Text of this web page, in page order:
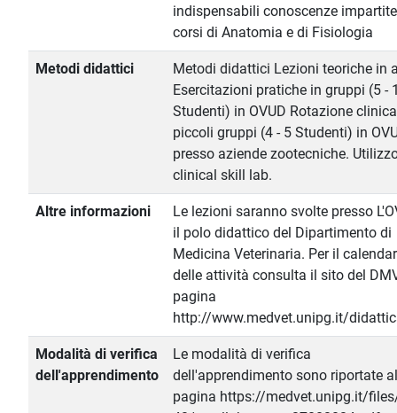
indispensabili conoscenze
corsi di Anatomia e di Fisiologia
Metodi didattici
Metodi didattici Lezioni teoriche in
Esercitazioni pratiche in gruppi (5 -
Studenti) in OVUD Rotazione
piccoli gruppi (4 - 5 Studenti) in
presso aziende zootecniche.
clinical skill lab.
Altre informazioni
Le lezioni saranno svolte presso
il polo didattico del Dipartimento di
Medicina Veterinaria. Per il
delle attività consulta il sito del
pagina
http://www.medvet.unipg.it/
Modalità di verifica
dell'apprendimento
Le modalità di verifica
dell'apprendimento sono riportate
pagina https://medvet.unipg.it/